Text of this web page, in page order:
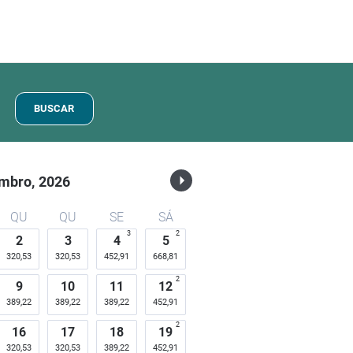
BUSCAR
2026
QU QU SE
SÁ
2
320,53
3
320,53
4
452,91
3 5
668,81
2
9
389,22
10
389,22
11
389,22
12
452,91
2
16
320,53
17
320,53
18
389,22
19
452,91
2